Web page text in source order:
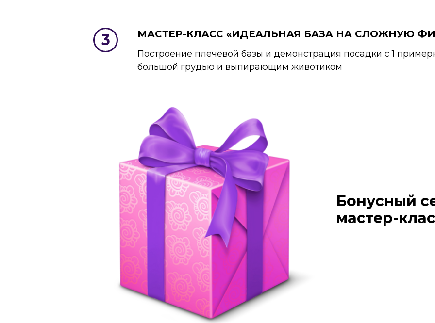
МАСТЕР-КЛАСС «ИДЕАЛЬНАЯ БАЗА НА СЛОЖНУЮ
Построение плечевой базы и демонстрация посадки с 1
большой грудью и выпирающим животиком
Бонусный
мастер-